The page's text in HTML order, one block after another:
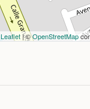
Leaflet | ©OpenStreetMap